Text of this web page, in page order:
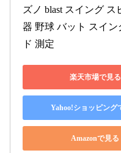
ズノ blast スイング ス
器 野球 バット スイン
ド 測定
楽天市場で見る
Yahoo!ショッピング
Amazonで見る